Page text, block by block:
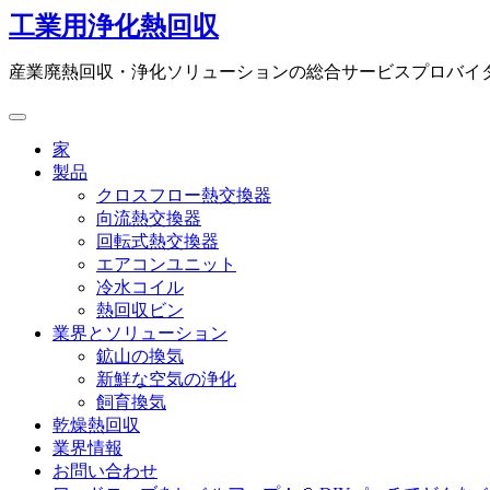
コ
ン
テ
ツ
工業用浄化熱回収
産業廃熱回収・浄化ソリューションの総合サービスプロバイ
家
製品
クロスフロー熱交換器
向流熱交換器
回転式熱交換器
エアコンユニット
冷水コイル
熱回収ビン
業界とソリューション
鉱山の換気
新鮮な空気の浄化
飼育換気
乾燥熱回収
業界情報
お問い合わせ